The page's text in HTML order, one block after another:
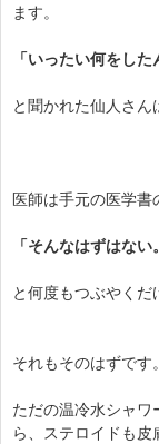
ます。
「いったい何をした
と聞かれた仙人さん
医師は手元の医学書
「そんなはずはな
と何度もつぶやくだ
それもそのはずです。
ただの温冷水シャワ
ら、ステロイドも皮